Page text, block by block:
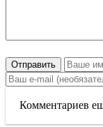
Отправить
Комментариев